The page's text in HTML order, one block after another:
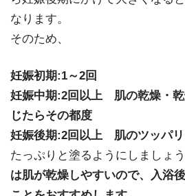
なります。
そのため、
妊娠初期:1～2回
妊娠中期:2回以上 肌の乾燥・
じたらその都度
妊娠後期:2回以上 肌のツッパ
たっぷりと塗るようにしましょう
は肌が乾燥しやすいので、入浴